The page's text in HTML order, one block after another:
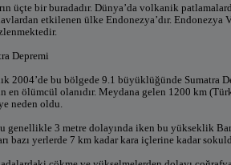
üçte bir buradadır. Dünya’da volkanik
etkilenen ülke Endonezya’dır. Endonezya
Depremi
2004’de bu bölgede 9.1 büyüklüğünde Sumatra
en ölümcül olanıdır. Meydana gelen 1200 km
neden oldu.
genellikle 3 metre dolayında iken bu yükseklik
bazı yerlerde 7 km kadar kara içlerine kadar